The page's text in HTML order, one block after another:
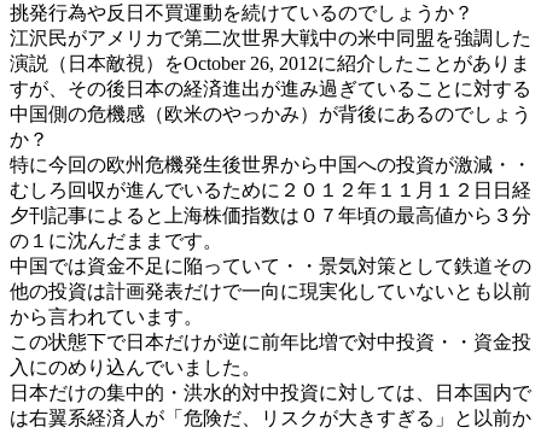
挑発行為や反日不買運動を続けているのでしょうか？
江沢民がアメリカで第二次世界大戦中の米中同盟を強調した
演説（日本敵視）をOctober 26, 2012に紹介したことがありま
すが、その後日本の経済進出が進み過ぎていることに対する
中国側の危機感（欧米のやっかみ）が背後にあるのでしょう
か？
特に今回の欧州危機発生後世界から中国への投資が激減・・
むしろ回収が進んでいるために２０１２年１１月１２日日経
夕刊記事によると上海株価指数は０７年頃の最高値から３分
の１に沈んだままです。
中国では資金不足に陥っていて・・景気対策として鉄道その
他の投資は計画発表だけで一向に現実化していないとも以前
から言われています。
この状態下で日本だけが逆に前年比増で対中投資・・資金投
入にのめり込んでいました。
日本だけの集中的・洪水的対中投資に対しては、日本国内で
は右翼系経済人が「危険だ、リスクが大きすぎる」と以前か